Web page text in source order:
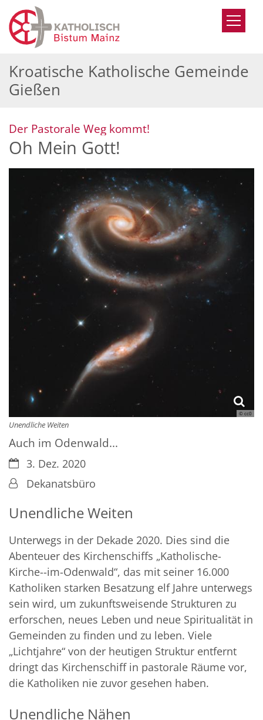
Zum Inhalt springen
Kroatische Katholische Gemeinde
Gießen
Der Pastorale Weg kommt!
Oh Mein Gott!
© cc0
Unendliche Weiten
Auch im Odenwald...
Datum:3. Dez. 2020
Von:Dekanatsbüro
Unendliche Weiten
Unterwegs in der Dekade 2020. Dies sind die
Abenteuer des Kirchenschiffs „Katholische-
Kirche--im-Odenwald“, das mit seiner 16.000
Katholiken starken Besatzung elf Jahre unterwegs
sein wird, um zukunftsweisende Strukturen zu
erforschen, neues Leben und neue Spiritualität in
Gemeinden zu finden und zu leben. Viele
„Lichtjahre“ von der heutigen Struktur entfernt
dringt das Kirchenschiff in pastorale Räume vor,
die Katholiken nie zuvor gesehen haben.
Unendliche Nähen